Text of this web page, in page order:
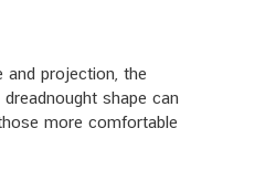
and projection, the
shape can
more comfortable